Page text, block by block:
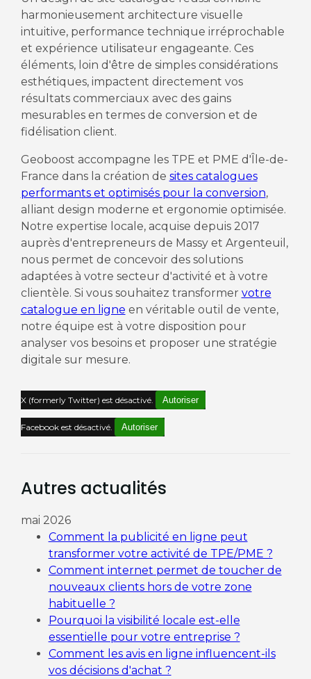
harmonieusement architecture visuelle
intuitive, performance technique irréprochable
et expérience utilisateur engageante. Ces
éléments, loin d'être de simples considérations
esthétiques, impactent directement vos
résultats commerciaux avec des gains
mesurables en termes de conversion et de
fidélisation client.
Geoboost accompagne les TPE et PME d'Île-de-
France dans la création de sites catalogues
performants et optimisés pour la conversion,
alliant design moderne et ergonomie optimisée.
Notre expertise locale, acquise depuis 2017
auprès d'entrepreneurs de Massy et Argenteuil,
nous permet de concevoir des solutions
adaptées à votre secteur d'activité et à votre
clientèle. Si vous souhaitez transformer votre
catalogue en ligne en véritable outil de vente,
notre équipe est à votre disposition pour
analyser vos besoins et proposer une stratégie
digitale sur mesure.
X (formerly Twitter) est désactivé. Autoriser
Facebook est désactivé. Autoriser
Autres actualités
mai 2026
Comment la publicité en ligne peut
transformer votre activité de TPE/PME ?
Comment internet permet de toucher de
nouveaux clients hors de votre zone
habituelle ?
Pourquoi la visibilité locale est-elle
essentielle pour votre entreprise ?
Comment les avis en ligne influencent-ils
vos décisions d'achat ?